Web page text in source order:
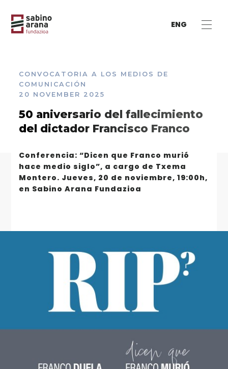
ENG
CONVOCATORIA A LOS MEDIOS DE
COMUNICACIÓN
20 NOVEMBER 2025
50 aniversario del fallecimiento
del dictador Francisco Franco
Conferencia: “Dicen que Franco murió
hace medio siglo”, a cargo de Txema
Montero. Jueves, 20 de noviembre, 19:00h,
en Sabino Arana Fundazioa